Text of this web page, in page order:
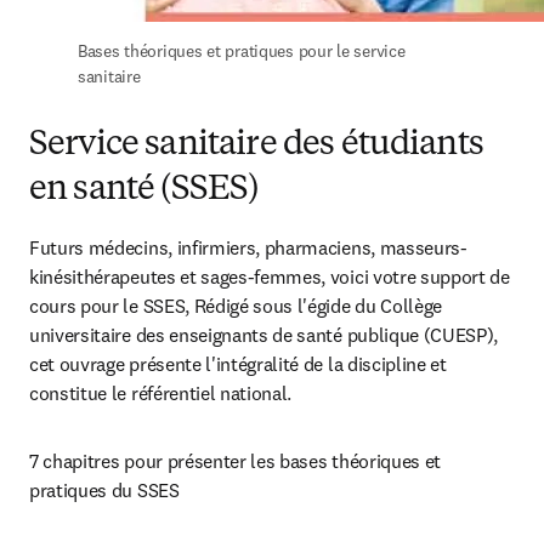
Bases théoriques et pratiques pour le service
sanitaire
Service sanitaire des étudiants
en santé (SSES)
Futurs médecins, infirmiers, pharmaciens, masseurs-
kinésithérapeutes et sages-femmes, voici votre support de
cours pour le SSES, Rédigé sous l'égide du Collège
universitaire des enseignants de santé publique (CUESP),
cet ouvrage présente l'intégralité de la discipline et
constitue le référentiel national.
7 chapitres pour présenter les bases théoriques et
pratiques du SSES